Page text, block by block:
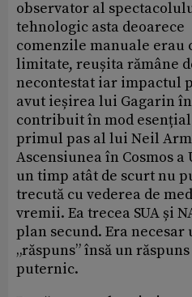
observator al
tehnologic asta deoarece
comenzile manuale erau
limitate, reușita rămâne
necontestat iar impactul
avut ieșirea lui Gagarin
contribuit în mod
primul pas al lui Neil
Ascensiunea în Cosmos a
un timp atât de scurt nu
trecută cu vederea de
vremii. Ea trecea SUA și
plan secund. Era necesar
„răspuns” însă un răspuns
puternic.